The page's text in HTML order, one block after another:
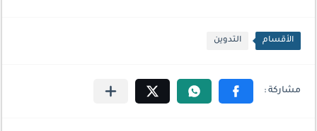
الأقسام التدوين